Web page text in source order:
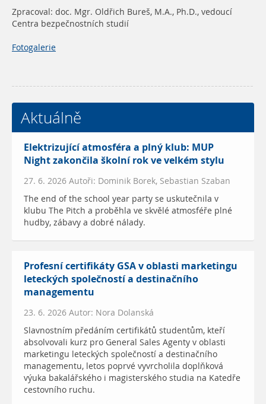
Zpracoval: doc. Mgr. Oldřich Bureš, M.A., Ph.D., vedoucí
Centra bezpečnostních studií
Fotogalerie
Aktuálně
Elektrizující atmosféra a plný klub: MUP
Night zakončila školní rok ve velkém stylu
27. 6. 2026 Autoři: Dominik Borek, Sebastian Szaban
The end of the school year party se uskutečnila v
klubu The Pitch a proběhla ve skvělé atmosféře plné
hudby, zábavy a dobré nálady.
Profesní certifikáty GSA v oblasti marketingu
leteckých společností a destinačního
managementu
23. 6. 2026 Autor: Nora Dolanská
Slavnostním předáním certifikátů studentům, kteří
absolvovali kurz pro General Sales Agenty v oblasti
marketingu leteckých společností a destinačního
managementu, letos poprvé vyvrcholila doplňková
výuka bakalářského i magisterského studia na Katedře
cestovního ruchu.